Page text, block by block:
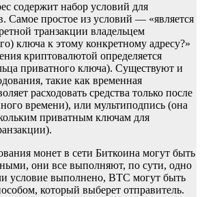
содержит набор условий для
Самое простое из условий — «является
транзакции владельцем
ключа к этому конкретному адресу?»
криптовалютой определяется
приватного ключа). Существуют и
такие как временная
расходовать средства только после
времени), или мультиподпись (она
приватным ключам для
монет в сети Биткоина могут быть
они все выполняют, по сути, одно
условие выполнено, BTC могут быть
который выберет отправитель.